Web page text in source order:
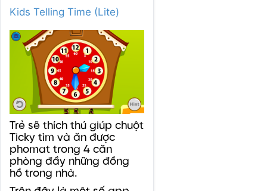
Kids Telling Time (Lite)
Trẻ sẽ thích thú giúp chuột
Ticky tìm và ăn được
phomat trong 4 căn
phòng đầy những đồng
hồ trong nhà.